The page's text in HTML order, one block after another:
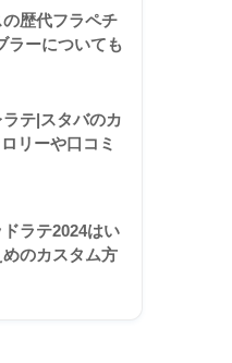
歴代フラペチ
ラーについても
テ|スタバのカ
リーや口コミ
ラテ2024はい
のカスタム方